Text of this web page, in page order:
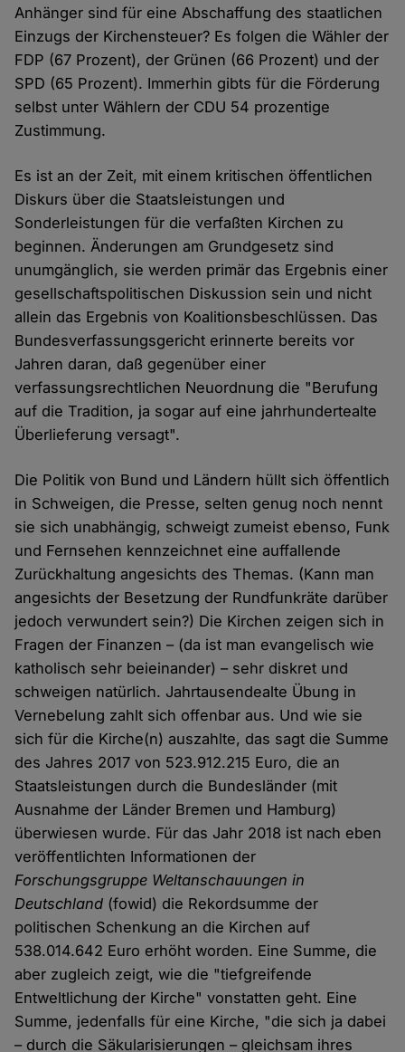
Anhänger sind für eine Abschaffung des staatlichen
Einzugs der Kirchensteuer? Es folgen die Wähler der
FDP (67 Prozent), der Grünen (66 Prozent) und der
SPD (65 Prozent). Immerhin gibts für die Förderung
selbst unter Wählern der CDU 54 prozentige
Zustimmung.
Es ist an der Zeit, mit einem kritischen öffentlichen
Diskurs über die Staatsleistungen und
Sonderleistungen für die verfaßten Kirchen zu
beginnen. Änderungen am Grundgesetz sind
unumgänglich, sie werden primär das Ergebnis einer
gesellschaftspolitischen Diskussion sein und nicht
allein das Ergebnis von Koalitionsbeschlüssen. Das
Bundesverfassungsgericht erinnerte bereits vor
Jahren daran, daß gegenüber einer
verfassungsrechtlichen Neuordnung die "Berufung
auf die Tradition, ja sogar auf eine jahrhundertealte
Überlieferung versagt".
Die Politik von Bund und Ländern hüllt sich öffentlich
in Schweigen, die Presse, selten genug noch nennt
sie sich unabhängig, schweigt zumeist ebenso, Funk
und Fernsehen kennzeichnet eine auffallende
Zurückhaltung angesichts des Themas. (Kann man
angesichts der Besetzung der Rundfunkräte darüber
jedoch verwundert sein?) Die Kirchen zeigen sich in
Fragen der Finanzen – (da ist man evangelisch wie
katholisch sehr beieinander) – sehr diskret und
schweigen natürlich. Jahrtausendealte Übung in
Vernebelung zahlt sich offenbar aus. Und wie sie
sich für die Kirche(n) auszahlte, das sagt die Summe
des Jahres 2017 von 523.912.215 Euro, die an
Staatsleistungen durch die Bundesländer (mit
Ausnahme der Länder Bremen und Hamburg)
überwiesen wurde. Für das Jahr 2018 ist nach eben
veröffentlichten Informationen der
Forschungsgruppe Weltanschauungen in
Deutschland (fowid) die Rekordsumme der
politischen Schenkung an die Kirchen auf
538.014.642 Euro erhöht worden. Eine Summe, die
aber zugleich zeigt, wie die "tiefgreifende
Entweltlichung der Kirche" vonstatten geht. Eine
Summe, jedenfalls für eine Kirche, "die sich ja dabei
– durch die Säkularisierungen – gleichsam ihres